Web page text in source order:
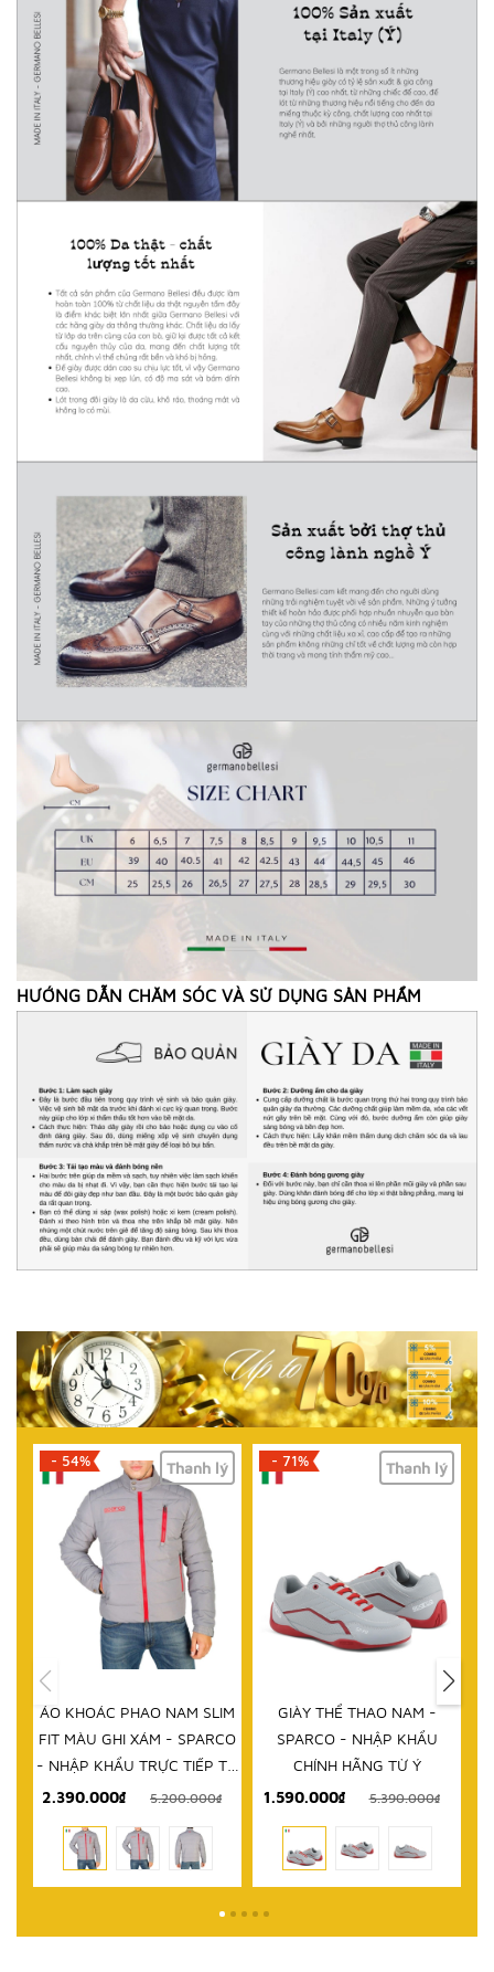
HƯỚNG DẪN CHĂM SÓC VÀ SỬ DỤNG SẢN PHẨM
- 54% Thanh lý
ÁO KHOÁC PHAO NAM SLIM
FIT MÀU GHI XÁM - SPARCO
- NHẬP KHẨU TRỰC TIẾP TỪ
ITALY
2.390.000₫ 5.200.000₫
- 71% Thanh lý
GIÀY THỂ THAO NAM -
SPARCO - NHẬP KHẨU
CHÍNH HÃNG TỪ Ý
1.590.000₫
5.390.000₫